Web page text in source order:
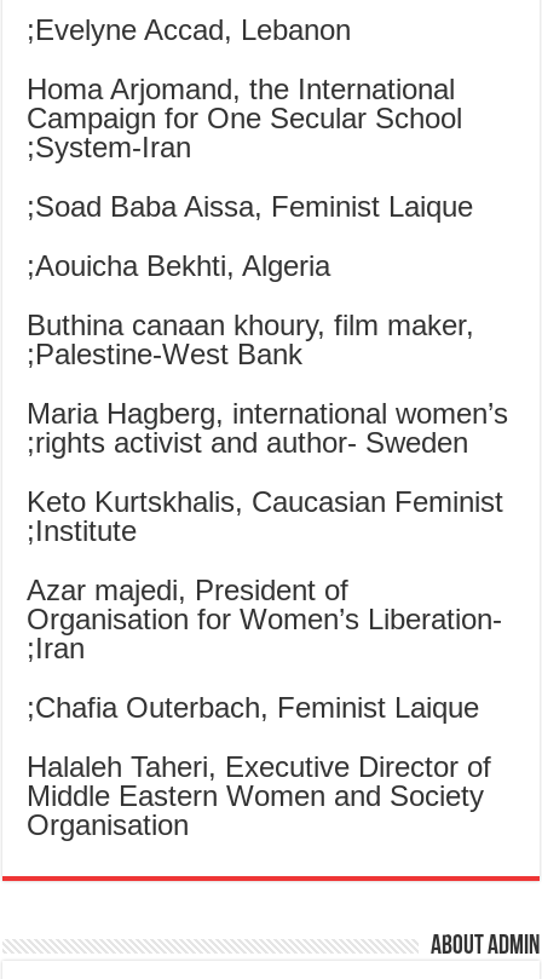
Evelyne Accad, Lebanon;
Homa Arjomand, the International
Campaign for One Secular School
System-Iran;
Soad Baba Aissa, Feminist Laique;
Aouicha Bekhti, Algeria;
Buthina canaan khoury, film maker,
Palestine-West Bank;
Maria Hagberg, international women’s
rights activist and author- Sweden;
Keto Kurtskhalis, Caucasian Feminist
Institute;
Azar majedi, President of
Organisation for Women’s Liberation-
Iran;
Chafia Outerbach, Feminist Laique;
Halaleh Taheri, Executive Director of
Middle Eastern Women and Society
Organisation
About admin